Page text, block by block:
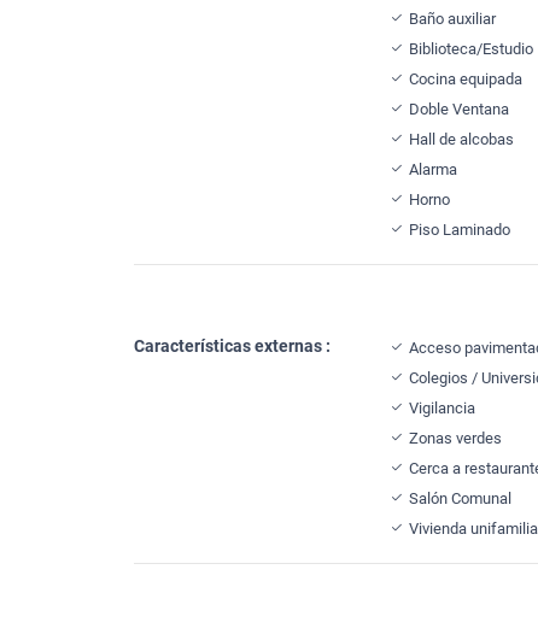
Baño auxiliar
Biblioteca/Estudio
Cocina equipada
Doble Ventana
Hall de alcobas
Alarma
Horno
Piso Laminado
Características externas : Acceso
Colegios /
Vigilancia
Zonas verdes
Cerca a
Salón Comunal
Vivienda